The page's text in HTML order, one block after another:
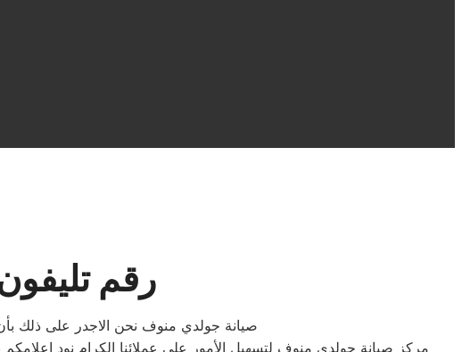
رقم
صيانة جولدي منوف نحن الاجدر على ذلك بأن
مركز صيانة جولدي منوف لتسهيل الأمور على عملائنا الكرام نود إعلامكم